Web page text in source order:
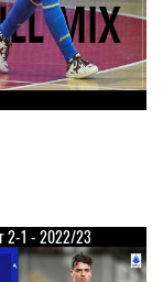
2-1 - 2022/23